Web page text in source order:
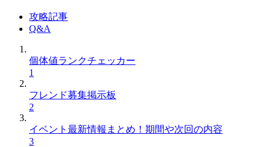
攻略記事
Q&A
個体値ランクチェッカー
1
フレンド募集掲示板
2
イベント最新情報まとめ！期間や次回の内容
3